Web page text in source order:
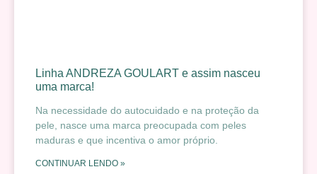
Linha ANDREZA GOULART e assim nasceu
uma marca!
Na necessidade do autocuidado e na proteção da
pele, nasce uma marca preocupada com peles
maduras e que incentiva o amor próprio.
CONTINUAR LENDO »